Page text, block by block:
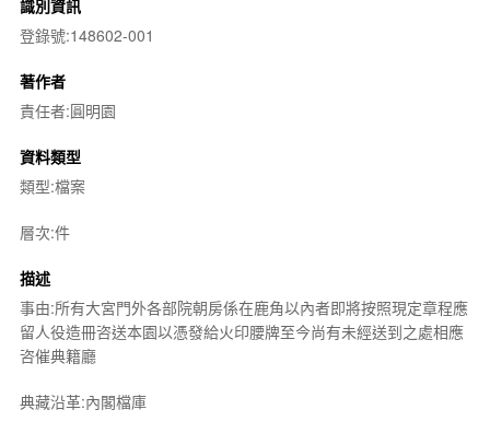
識別資訊
登錄號:148602-001
著作者
責任者:圓明園
資料類型
類型:檔案
層次:件
描述
事由:所有大宮門外各部院朝房係在鹿角以內者即將按照現定章程應
留人役造冊咨送本園以憑發給火印腰牌至今尚有未經送到之處相應
咨催典籍廳
典藏沿革:內閣檔庫